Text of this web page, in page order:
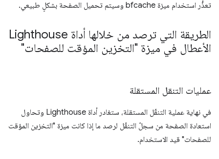
تعذُّر استخدام ميزة bfcache وسيتم تحميل الصفحة بشكلٍ طبيعي.
الطريقة التي ترصد من خلالها أداة Lighthouse
الأعطال في ميزة "التخزين المؤقت للصفحات"
عمليات التنقل المستقلة
في نهاية عملية التنقّل المستقلة، ستغادر أداة Lighthouse وتحاول
استعادة الصفحة من سجلّ التنقّل لرصد ما إذا كانت ميزة "التخزين المؤقت
للصفحات" قيد الاستخدام.